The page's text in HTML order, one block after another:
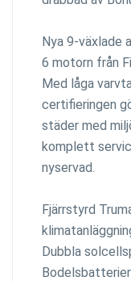
Nya 9-växlade
6 motorn från
Med låga
certifieringen
städer med
komplett
nyservad.
Fjärrstyrd
Dubbla
Bodelsbatterier